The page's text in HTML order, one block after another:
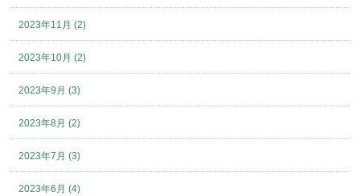
2023年11月 (2)
2023年10月 (2)
2023年9月 (3)
2023年8月 (2)
2023年7月 (3)
2023年6月 (4)